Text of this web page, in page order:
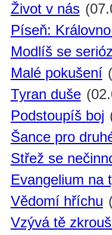
Život v nás
Píseň:
Modlíš se
Malé pokušení
Tyran duše
Podstoupíš boj
Šance pro
Střež se
Evangelium na
Vědomí hříchu
Vzývá tě